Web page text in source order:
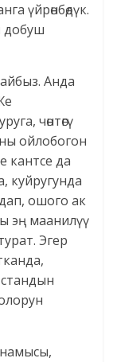
үйрөнбөдүк.
добуш
Анда
чөнтөгү
ойлобогон
кантсе да
куйругунда
ошого ак
эң маанилүү
Эгер